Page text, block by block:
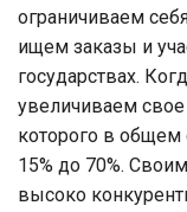
ограничиваем
ищем заказы и
государствах.
увеличиваем свое
которого в общем
15% до 70%.
высоко